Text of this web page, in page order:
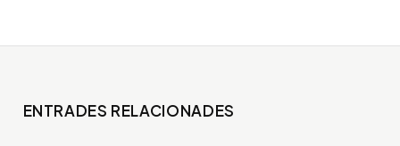
ENTRADES RELACIONADES